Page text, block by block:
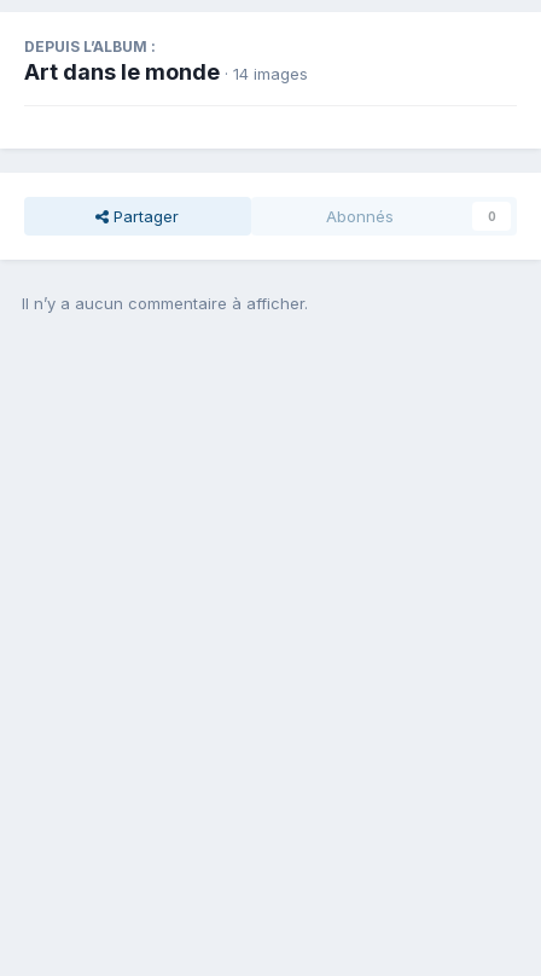
DEPUIS L’ALBUM :
Art dans le monde · 14 images
Partager Abonnés 0
Il n’y a aucun commentaire à afficher.